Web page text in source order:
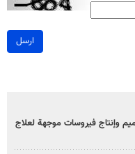
ارسل
وإنتاج فيروسات موجهة لعلاج